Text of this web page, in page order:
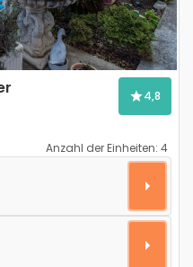
4,8
Anzahl der Einheiten: 4
Sumpetar (Omis) A-2808-